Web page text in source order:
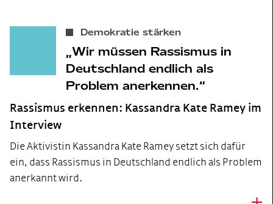
Demokratie stärken
Wir müssen Rassismus in
Deutschland endlich als
Problem anerkennen.
Rassismus erkennen: Kassandra Kate Ramey im
Interview
Die Aktivistin Kassandra Kate Ramey setzt sich dafür
ein, dass Rassismus in Deutschland endlich als Problem
anerkannt wird.